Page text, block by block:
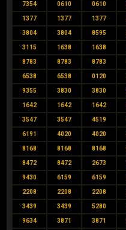
7354 0610 0610
1377 1377 1377
3804 3804 8595
3115 1638 1638
8783 8783 8783
6538 6538 0120
9355 3830 3830
1642 1642 1642
3547 3547 4519
6191 4020 4020
8168 8168 8168
8472 8472 2673
9430 6159 6159
2208 2208 2208
3439 3439 5280
9634 3871 3871